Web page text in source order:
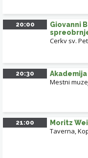
20:00
Giovanni
Cerkv sv.
20:30
Mestni
21:00 Moritz
Taverna,